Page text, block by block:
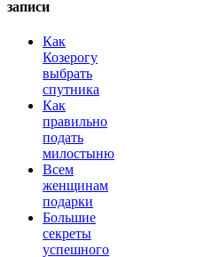
записи
Как
Козерогу
выбрать
спутника
Как
правильно
подать
милостыню
Всем
женщинам
подарки
Большие
секреты
успешного